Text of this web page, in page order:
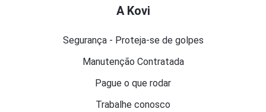
A Kovi
Segurança - Proteja-se de golpes
Manutenção Contratada
Pague o que rodar
Trabalhe conosco